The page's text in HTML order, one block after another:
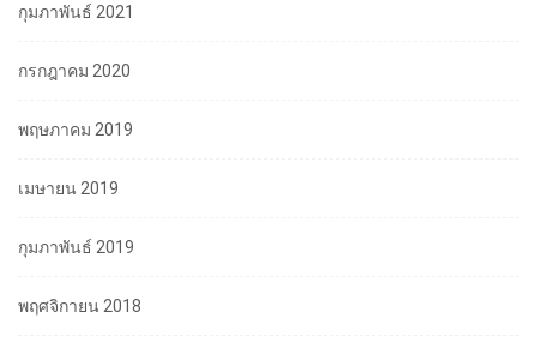
กุมภาพันธ์ 2021
กรกฎาคม 2020
พฤษภาคม 2019
เมษายน 2019
กุมภาพันธ์ 2019
พฤศจิกายน 2018